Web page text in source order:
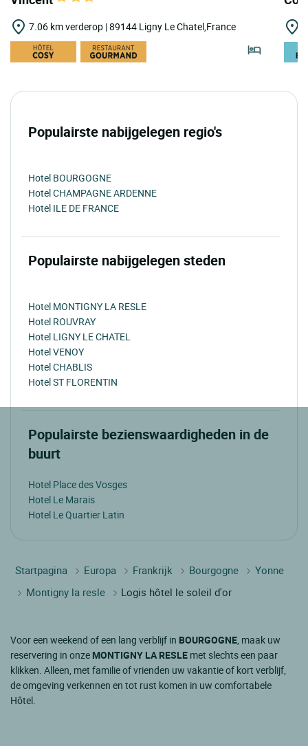
7.06 km verderop | 89144 Ligny Le Chatel,France
Populairste nabijgelegen regio's
Hotel BOURGOGNE
Hotel CHAMPAGNE ARDENNE
Hotel ILE DE FRANCE
Populairste nabijgelegen steden
Hotel MONTIGNY LA RESLE
Hotel ROUVRAY
Hotel LIGNY LE CHATEL
Hotel VENOY
Hotel CHABLIS
Hotel ST FLORENTIN
Populairste bezienswaardigheden in de
buurt
Hotel Place des Vosges
Hotel Le Marais
Hotel Le Quartier Latin
Startpagina Europa Frankrijk Bourgogne
Yonne
Montigny la resle
Logis hôtel le soleil d'or
Voor een weekend of een lang verblijf in BOURGOGNE, maak uw
reservering in onze MONTIGNY LA RESLE met slechts een paar
klikken. Alleen, met familie of vrienden uw vakantie of kort verblijf,
de omgeving verkennen en tot rust komen in uw comfortabele
Hôtel.